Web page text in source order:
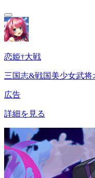
恋姫†大戦
三国志&戦国美少女武将
広告
詳細を見る